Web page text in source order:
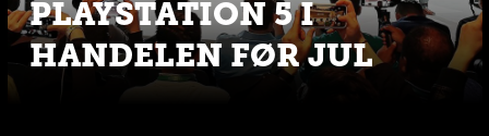
PLAYSTATION 5 I
HANDELEN FØR JUL